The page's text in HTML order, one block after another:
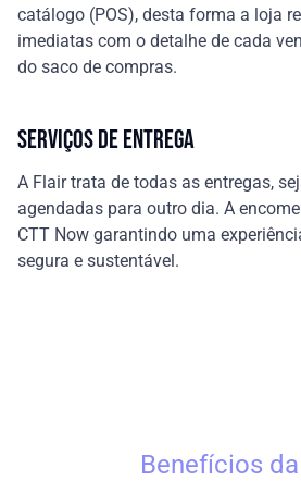
catálogo (POS), desta forma a loja
imediatas com o detalhe de cada
do saco de compras.
SERVIÇOS DE ENTREGA
A Flair trata de todas as entregas,
agendadas para outro dia. A
CTT Now garantindo uma
segura e sustentável.
Benefícios